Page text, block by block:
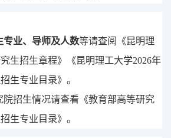
专业、 导师及人数等请查阅《昆明理
生招生章程》《昆明理工大学2026年
招生专业目录》 。
院招生情况请查看《教育部高等研究
生专业目录》。